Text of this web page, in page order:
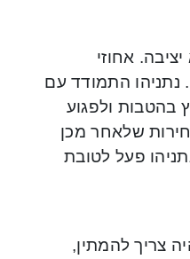
אחוזי
נתניהו התמודד עם
בהטבות ולפגוע
שלאחר מכן
פעל לטובת
צריך להמתין,